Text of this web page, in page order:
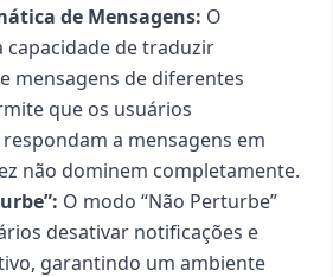
de Mensagens: O
capacidade de traduzir
mensagens de diferentes
que os usuários
a mensagens em
não dominem completamente.
O modo “Não Perturbe”
desativar notificações e
garantindo um ambiente